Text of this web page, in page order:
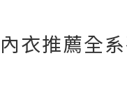
衣推薦全